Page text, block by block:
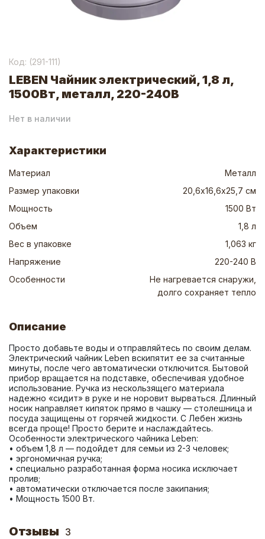
Код: (291-111)
LEBEN Чайник электрический, 1,8 л,
1500Вт, металл, 220-240В
Нет в наличии
Характеристики
Материал
Металл
Размер упаковки
20,6х16,6х25,7 см
Мощность
1500 Вт
Объем
1,8 л
Вес в упаковке
1,063 кг
Напряжение
220-240 В
Особенности
Не нагревается снаружи,
долго сохраняет тепло
Описание
Просто добавьте воды и отправляйтесь по своим делам.
Электрический чайник Leben вскипятит ее за считанные
минуты, после чего автоматически отключится. Бытовой
прибор вращается на подставке, обеспечивая удобное
использование. Ручка из нескользящего материала
надежно «сидит» в руке и не норовит вырваться. Длинный
носик направляет кипяток прямо в чашку — столешница и
посуда защищены от горячей жидкости. С Лебен жизнь
всегда проще! Просто берите и наслаждайтесь.
Особенности электрического чайника Leben:
• объем 1,8 л — подойдет для семьи из 2-3 человек;
• эргономичная ручка;
• специально разработанная форма носика исключает
пролив;
• автоматически отключается после закипания;
• Мощность 1500 Вт.
Отзывы 3